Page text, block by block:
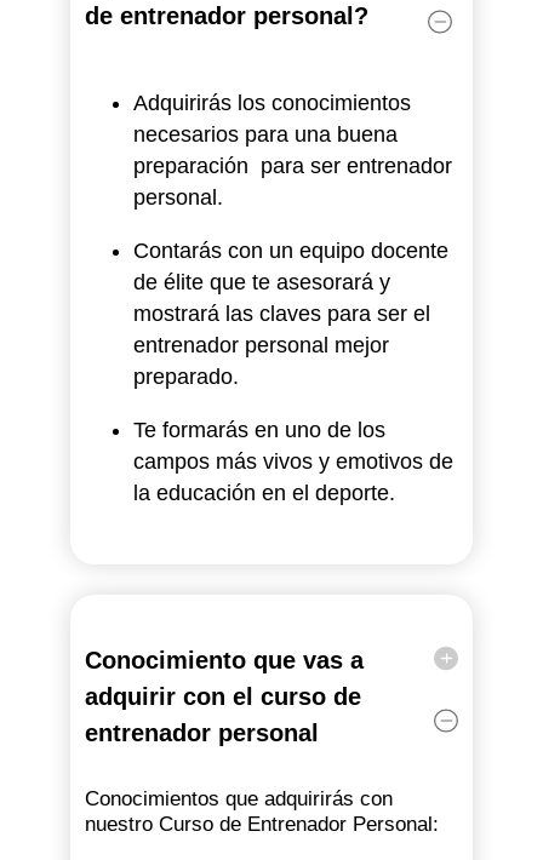
de entrenador personal?
Adquirirás los conocimientos
necesarios para una buena
preparación para ser entrenador
personal.
Contarás con un equipo docente
de élite que te asesorará y
mostrará las claves para ser el
entrenador personal mejor
preparado.
Te formarás en uno de los
campos más vivos y emotivos de
la educación en el deporte.
Conocimiento que vas a
adquirir con el curso de
entrenador personal
Conocimientos que adquirirás con
nuestro Curso de Entrenador Personal: